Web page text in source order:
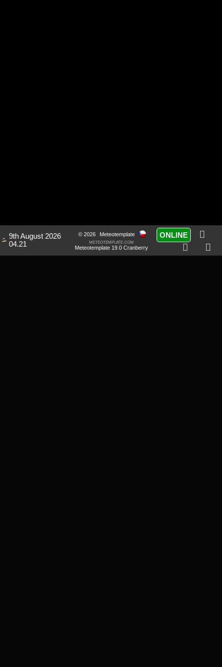
9th August 2026
04.21
© 2026
Meteotemplate
meteotemplate.com
Meteotemplate 19.0 Cranberry
ONLINE